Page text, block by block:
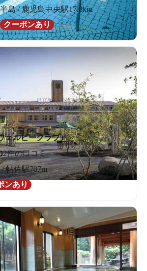
島 / 鹿児島中央駅17.8km
クーポンあり
ェルビークラブ）
2件の口コミ
帖佐駅707m
ンあり